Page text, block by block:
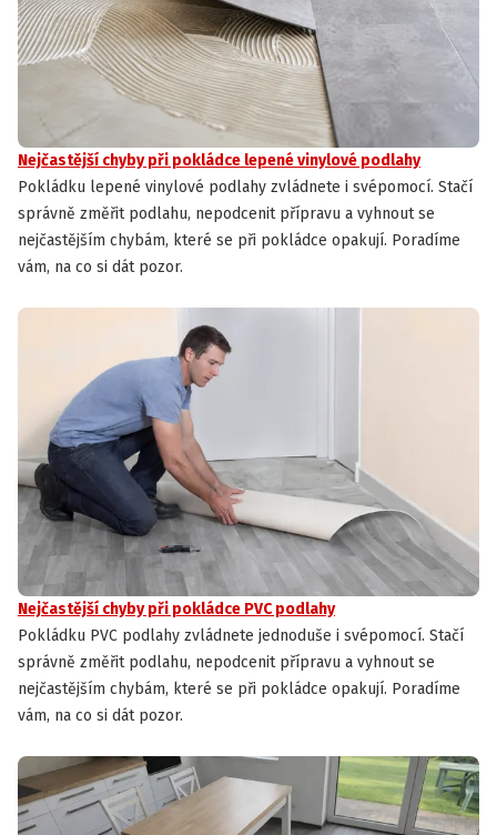
Nejčastější chyby při pokládce lepené vinylové podlahy
Pokládku lepené vinylové podlahy zvládnete i svépomocí. Stačí
správně změřit podlahu, nepodcenit přípravu a vyhnout se
nejčastějším chybám, které se při pokládce opakují. Poradíme
vám, na co si dát pozor.
Nejčastější chyby při pokládce PVC podlahy
Pokládku PVC podlahy zvládnete jednoduše i svépomocí. Stačí
správně změřit podlahu, nepodcenit přípravu a vyhnout se
nejčastějším chybám, které se při pokládce opakují. Poradíme
vám, na co si dát pozor.